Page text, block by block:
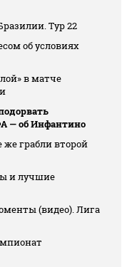
Тур 22
об условиях
в матче
— об Инфантино
грабли второй
и лучшие
(видео). Лига